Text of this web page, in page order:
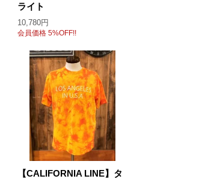
ライト
10,780円
会員価格 5%OFF!!
【CALIFORNIA LINE】タ